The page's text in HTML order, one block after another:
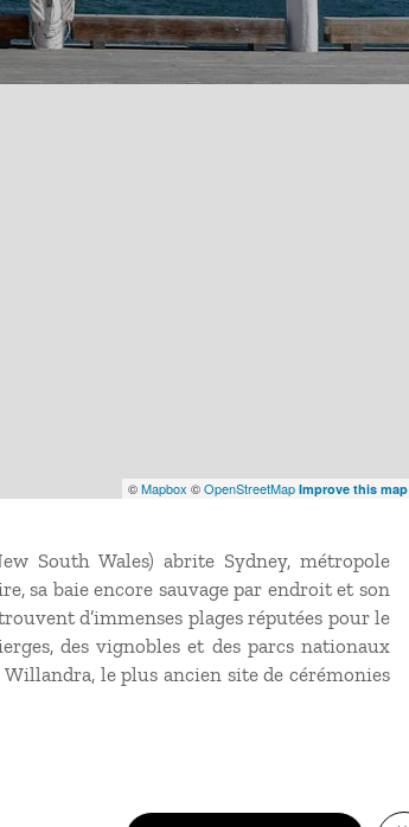
©Mapbox ©OpenStreetMap Improve this map
South Wales) abrite Sydney, métropole
sa baie encore sauvage par endroit et son
d’immenses plages réputées pour le
des vignobles et des parcs nationaux
le plus ancien site de cérémonies